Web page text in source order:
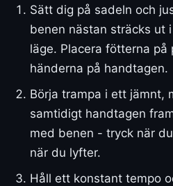
Sätt dig på sadeln och
benen nästan sträcks ut
läge. Placera fötterna på
händerna på handtagen.
Börja trampa i ett jämnt,
samtidigt handtagen
med benen - tryck när
när du lyfter.
Håll ett konstant tempo